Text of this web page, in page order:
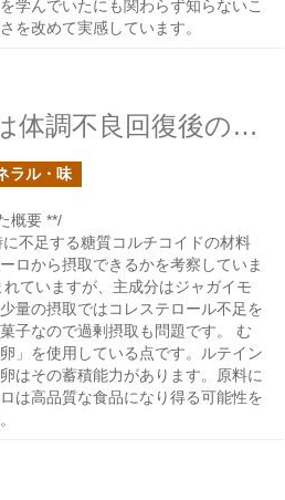
学んでいたにも関わらず知らないこ
を改めて実感しています。
たまごボーロには体調不良回復後のサプリメントのような可能性はあるか？
ラル・味
概要 **/
不足する糖質コルチコイドの材料
ロから摂取できるかを考察していま
ていますが、主成分はジャガイモ
量の摂取ではコレステロール不足を
子なので過剰摂取も問題です。 む
」を使用している点です。ルテイン
はその蓄積能力があります。原料に
は高品質な食品になり得る可能性を